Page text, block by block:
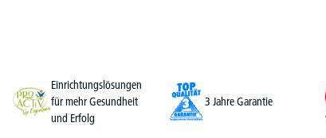
Einrichtungslösungen
für mehr Gesundheit
und Erfolg
3 Jahre Garantie